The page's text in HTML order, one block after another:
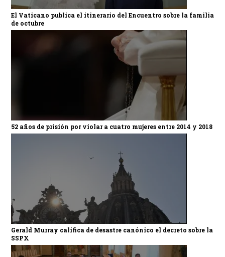
El Vaticano publica el itinerario del Encuentro sobre la familia
de octubre
52 años de prisión por violar a cuatro mujeres entre 2014 y 2018
Gerald Murray califica de desastre canónico el decreto sobre la
SSPX